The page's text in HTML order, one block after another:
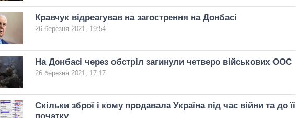
Кравчук відреагував на загострення на Донбасі
26 березня 2021, 19:54
На Донбасі через обстріл загинули четверо військових ООС
26 березня 2021, 17:17
Скільки зброї і кому продавала Україна під час війни та до її